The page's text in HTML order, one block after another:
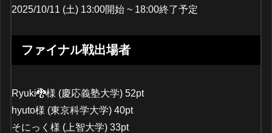
2025/10/11 (土) 13:00開始 ~ 18:00終了予定
ファイナル戦出場者
Ryuki🐉様 (慶応義塾大学) 52pt
hyuto様 (東京科学大学) 40pt
そにっく様 (上智大学) 33pt